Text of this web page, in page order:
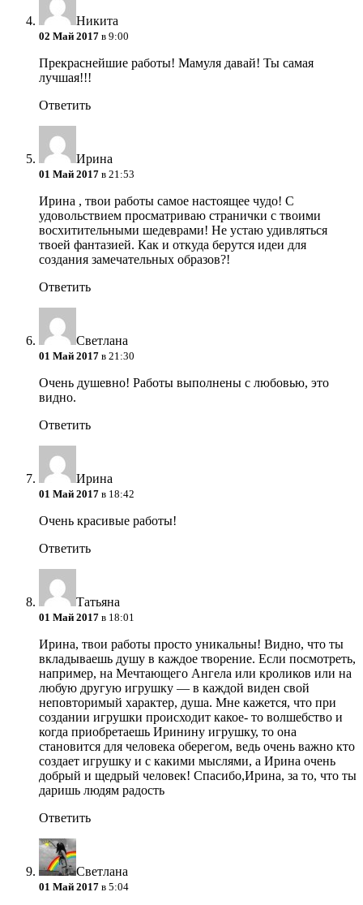
Никита
02 Май 2017 в 9:00
Прекраснейшие работы! Мамуля давай! Ты самая
лучшая!!!
Ответить
Ирина
01 Май 2017 в 21:53
Ирина , твои работы самое настоящее чудо! С
удовольствием просматриваю странички с твоими
восхитительными шедеврами! Не устаю удивляться
твоей фантазией. Как и откуда берутся идеи для
создания замечательных образов?!
Ответить
Светлана
01 Май 2017 в 21:30
Очень душевно! Работы выполнены с любовью, это
видно.
Ответить
Ирина
01 Май 2017 в 18:42
Очень красивые работы!
Ответить
Татьяна
01 Май 2017 в 18:01
Ирина, твои работы просто уникальны! Видно, что ты
вкладываешь душу в каждое творение. Если посмотреть,
например, на Мечтающего Ангела или кроликов или на
любую другую игрушку — в каждой виден свой
неповторимый характер, душа. Мне кажется, что при
создании игрушки происходит какое- то волшебство и
когда приобретаешь Иринину игрушку, то она
становится для человека оберегом, ведь очень важно кто
создает игрушку и с какими мыслями, а Ирина очень
добрый и щедрый человек! Спасибо,Ирина, за то, что ты
даришь людям радость
Ответить
Светлана
01 Май 2017 в 5:04